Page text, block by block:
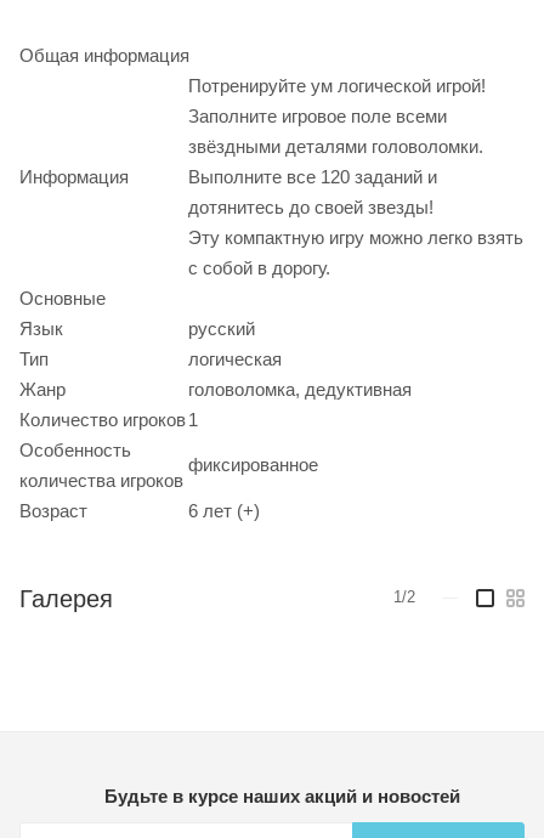
Общая информация
Информация
Потренируйте ум логической игрой!
Заполните игровое поле всеми
звёздными деталями головоломки.
Выполните все 120 заданий и
дотянитесь до своей звезды!
Эту компактную игру можно легко взять
с собой в дорогу.
Основные
Язык
русский
Тип
логическая
Жанр
головоломка, дедуктивная
Количество игроков1
Особенность
количества игроков
фиксированное
Возраст 6 лет (+)
Галерея 1/2
Будьте в курсе наших акций и новостей